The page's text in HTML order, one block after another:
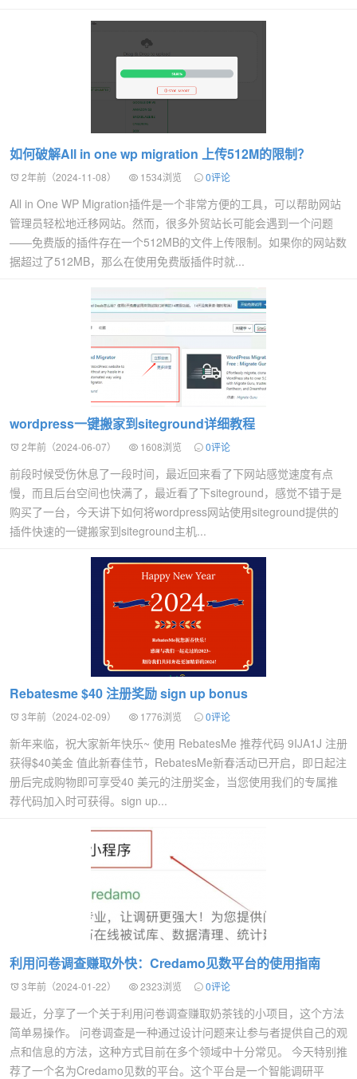
如何破解All in one wp migration 上传512M的限制？
2年前（2024-11-08） 1534浏览 0评论
All in One WP Migration插件是一个非常方便的工具，可以帮助网站
管理员轻松地迁移网站。然而，很多外贸站长可能会遇到一个问题
——免费版的插件存在一个512MB的文件上传限制。如果你的网站数
据超过了512MB，那么在使用免费版插件时就...
wordpress一键搬家到siteground详细教程
2年前（2024-06-07） 1608浏览 0评论
前段时候受伤休息了一段时间，最近回来看了下网站感觉速度有点
慢，而且后台空间也快满了，最近看了下siteground，感觉不错于是
购买了一台，今天讲下如何将wordpress网站使用siteground提供的
插件快速的一键搬家到siteground主机...
Rebatesme $40 注册奖励 sign up bonus
3年前（2024-02-09） 1776浏览 0评论
新年来临，祝大家新年快乐~ 使用 RebatesMe 推荐代码 9IJA1J 注册
获得$40美金 值此新春佳节，RebatesMe新春活动已开启，即日起注
册后完成购物即可享受40 美元的注册奖金，当您使用我们的专属推
荐代码加入时可获得。sign up...
利用问卷调查赚取外快：Credamo见数平台的使用指南
3年前（2024-01-22） 2323浏览 0评论
最近，分享了一个关于利用问卷调查赚取奶茶钱的小项目，这个方法
简单易操作。 问卷调查是一种通过设计问题来让参与者提供自己的观
点和信息的方法，这种方式目前在多个领域中十分常见。 今天特别推
荐了一个名为Credamo见数的平台。这个平台是一个智能调研平